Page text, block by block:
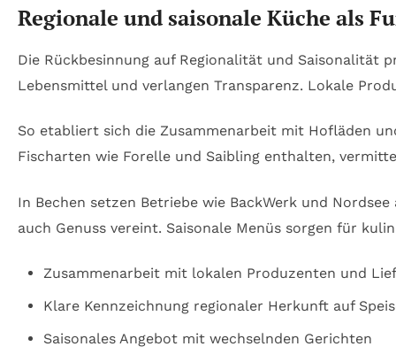
Regionale und saisonale Küche als
Die Rückbesinnung auf Regionalität und Saisonalität
Lebensmittel und verlangen Transparenz. Lokale
So etabliert sich die Zusammenarbeit mit Hofläden
Fischarten wie Forelle und Saibling enthalten,
In Bechen setzen Betriebe wie BackWerk und
auch Genuss vereint. Saisonale Menüs sorgen für
Zusammenarbeit mit lokalen Produzenten und
Klare Kennzeichnung regionaler Herkunft auf
Saisonales Angebot mit wechselnden Gerichten